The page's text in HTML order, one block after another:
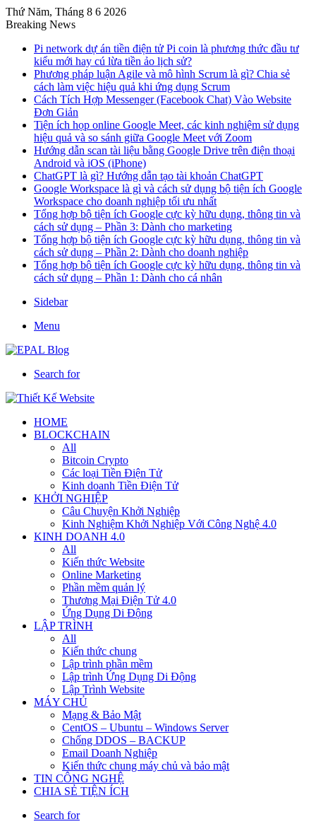
Thứ Năm, Tháng 8 6 2026
Breaking News
Pi network dự án tiền điện tử Pi coin là phương thức đầu tư
kiểu mới hay cú lừa tiền ảo lịch sử?
Phương pháp luận Agile và mô hình Scrum là gì? Chia sẻ
cách làm việc hiệu quả khi ứng dụng Scrum
Cách Tích Hợp Messenger (Facebook Chat) Vào Website
Đơn Giản
Tiện ích họp online Google Meet, các kinh nghiệm sử dụng
hiệu quả và so sánh giữa Google Meet với Zoom
Hướng dẫn scan tài liệu bằng Google Drive trên điện thoại
Android và iOS (iPhone)
ChatGPT là gì? Hướng dẫn tạo tài khoản ChatGPT
Google Workspace là gì và cách sử dụng bộ tiện ích Google
Workspace cho doanh nghiệp tối ưu nhất
Tổng hợp bộ tiện ích Google cực kỳ hữu dụng, thông tin và
cách sử dụng – Phần 3: Dành cho marketing
Tổng hợp bộ tiện ích Google cực kỳ hữu dụng, thông tin và
cách sử dụng – Phần 2: Dành cho doanh nghiệp
Tổng hợp bộ tiện ích Google cực kỳ hữu dụng, thông tin và
cách sử dụng – Phần 1: Dành cho cá nhân
Sidebar
Menu
Search for
HOME
BLOCKCHAIN
All
Bitcoin Crypto
Các loại Tiền Điện Tử
Kinh doanh Tiền Điện Tử
KHỞI NGHIỆP
Câu Chuyện Khởi Nghiệp
Kinh Nghiệm Khởi Nghiệp Với Công Nghệ 4.0
KINH DOANH 4.0
All
Kiến thức Website
Online Marketing
Phần mềm quản lý
Thương Mại Điện Tử 4.0
Ứng Dụng Di Động
LẬP TRÌNH
All
Kiến thức chung
Lập trình phần mềm
Lập trình Ứng Dụng Di Động
Lập Trình Website
MÁY CHỦ
Mạng & Bảo Mật
CentOS – Ubuntu – Windows Server
Chống DDOS – BACKUP
Email Doanh Nghiệp
Kiến thức chung máy chủ và bảo mật
TIN CÔNG NGHỆ
CHIA SẺ TIỆN ÍCH
Search for